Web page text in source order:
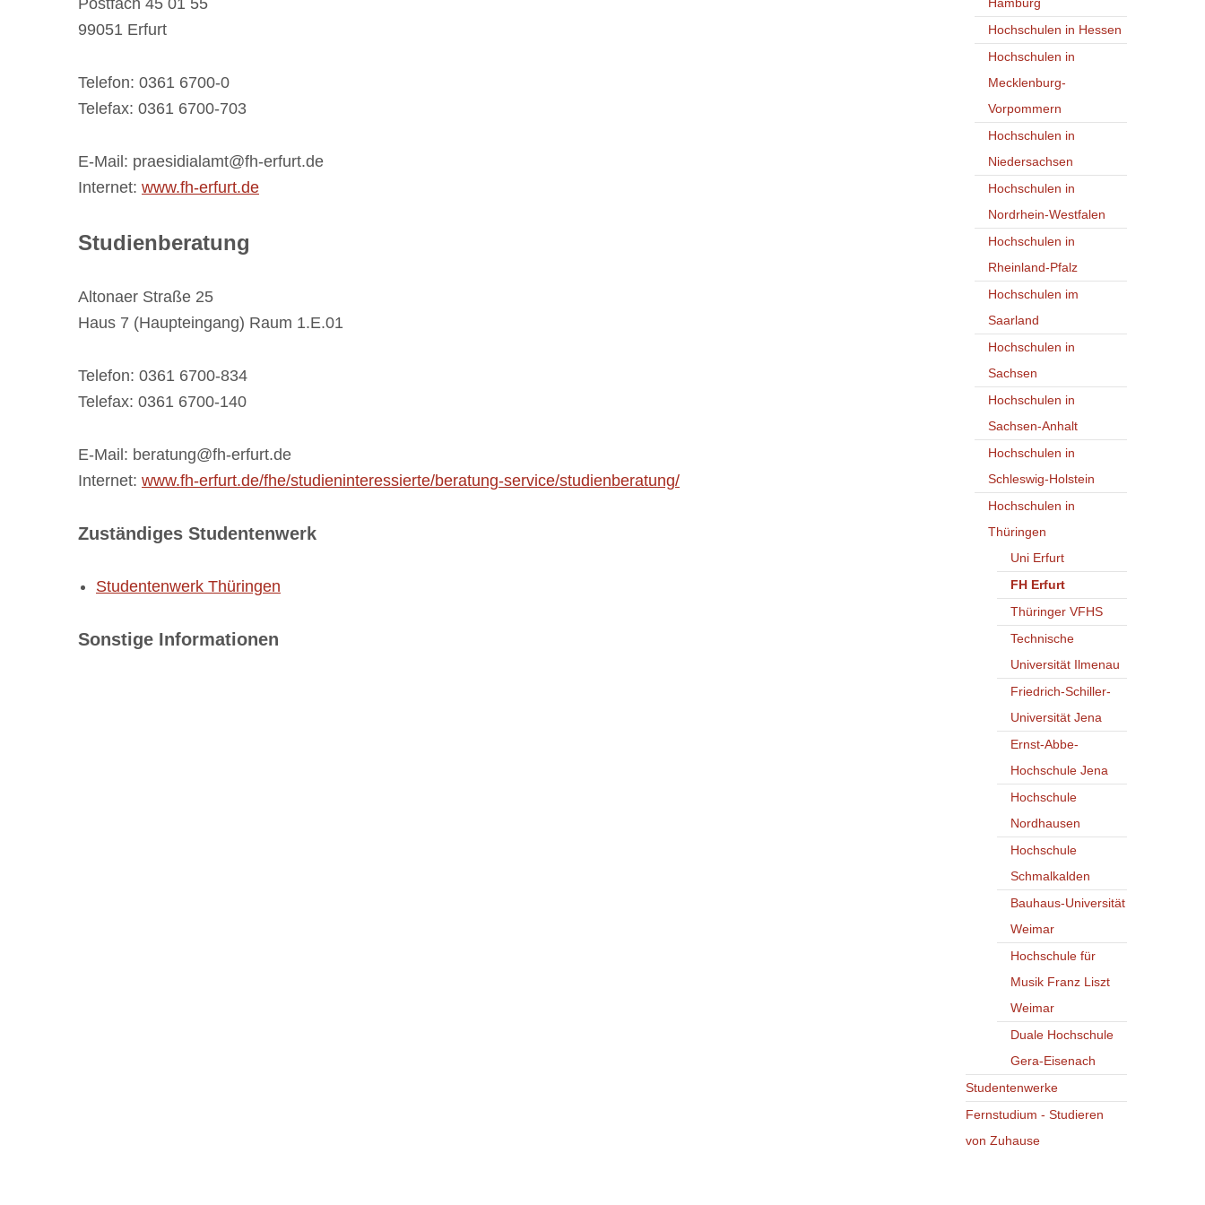
Postfach 45 01 55
99051 Erfurt
Telefon: 0361 6700-0
Telefax: 0361 6700-703
E-Mail: praesidialamt@fh-erfurt.de
Internet: www.fh-erfurt.de
Studienberatung
Altonaer Straße 25
Haus 7 (Haupteingang) Raum 1.E.01
Telefon: 0361 6700-834
Telefax: 0361 6700-140
E-Mail: beratung@fh-erfurt.de
Internet: www.fh-erfurt.de/fhe/studieninteressierte/beratung-service/studienberatung/
Zuständiges Studentenwerk
Studentenwerk Thüringen
Sonstige Informationen
Hochschulen in Hessen
Hochschulen in
Mecklenburg-
Vorpommern
Hochschulen in
Niedersachsen
Hochschulen in
Nordrhein-Westfalen
Hochschulen in
Rheinland-Pfalz
Hochschulen im
Saarland
Hochschulen in
Sachsen
Hochschulen in
Sachsen-Anhalt
Hochschulen in
Schleswig-Holstein
Hochschulen in
Thüringen
Uni Erfurt
FH Erfurt
Thüringer VFHS
Technische
Universität Ilmenau
Friedrich-Schiller-
Universität Jena
Ernst-Abbe-
Hochschule Jena
Hochschule
Nordhausen
Hochschule
Schmalkalden
Bauhaus-Universität
Weimar
Hochschule für
Musik Franz Liszt
Weimar
Duale Hochschule
Gera-Eisenach
Studentenwerke
Fernstudium - Studieren
von Zuhause